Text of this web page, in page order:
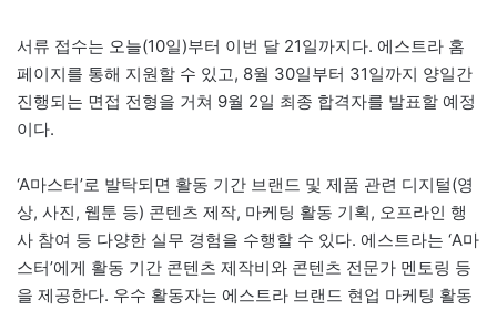
서류 접수는 오늘(10일)부터 이번 달 21일까지다. 에스트라 홈
페이지를 통해 지원할 수 있고, 8월 30일부터 31일까지 양일간
진행되는 면접 전형을 거쳐 9월 2일 최종 합격자를 발표할 예정
이다.
‘A마스터’로 발탁되면 활동 기간 브랜드 및 제품 관련 디지털(영
상, 사진, 웹툰 등) 콘텐츠 제작, 마케팅 활동 기획, 오프라인 행
사 참여 등 다양한 실무 경험을 수행할 수 있다. 에스트라는 ‘A마
스터’에게 활동 기간 콘텐츠 제작비와 콘텐츠 전문가 멘토링 등
을 제공한다. 우수 활동자는 에스트라 브랜드 현업 마케팅 활동